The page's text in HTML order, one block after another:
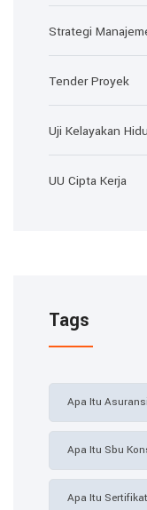
Strategi
Tender Proyek
Uji Kelayakan
UU Cipta Kerja
Tags
Apa Itu
Apa Itu Sbu
Apa Itu